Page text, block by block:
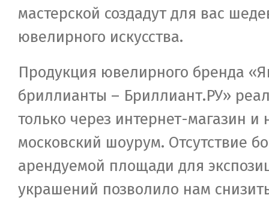
мастерской создадут для вас
ювелирного искусства.
Продукция ювелирного бренда
бриллианты – Бриллиант.РУ»
только через интернет-магазин и
московский шоурум. Отсутствие
арендуемой площади для
украшений позволило нам